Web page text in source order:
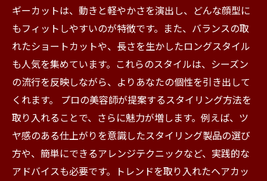
ギーカットは、動きと軽やかさを演出し、どんな顔型に
もフィットしやすいのが特徴です。また、バランスの取
れたショートカットや、長さを生かしたロングスタイル
も人気を集めています。これらのスタイルは、シーズン
の流行を反映しながら、よりあなたの個性を引き出して
くれます。 プロの美容師が提案するスタイリング方法を
取り入れることで、さらに魅力が増します。例えば、ツ
ヤ感のある仕上がりを意識したスタイリング製品の選び
方や、簡単にできるアレンジテクニックなど、実践的な
アドバイスも必要です。トレンドを取り入れたヘアカッ